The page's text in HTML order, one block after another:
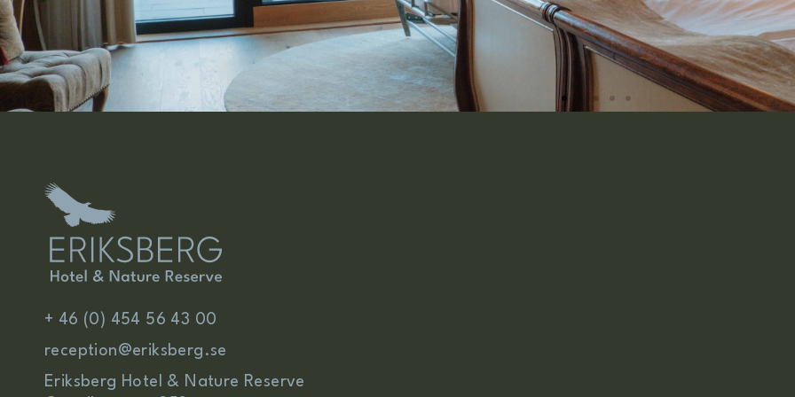
+ 46 (0) 454 56 43 00
reception@eriksberg.se
Eriksberg Hotel & Nature Reserve